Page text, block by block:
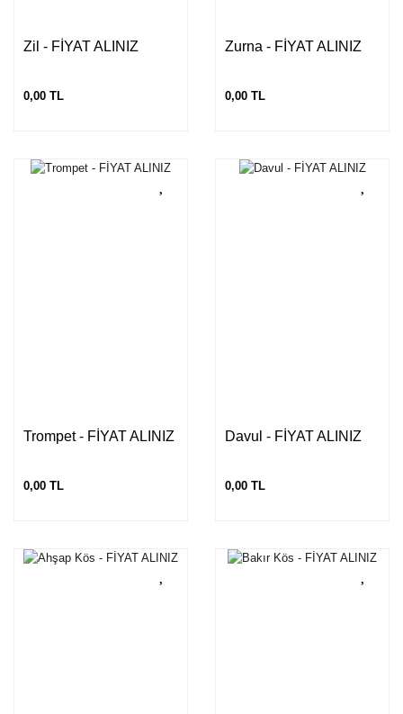
Zil - FİYAT ALINIZ
0,00 TL
Zurna - FİYAT ALINIZ
0,00 TL
Trompet - FİYAT ALINIZ
0,00 TL
Davul - FİYAT ALINIZ
0,00 TL